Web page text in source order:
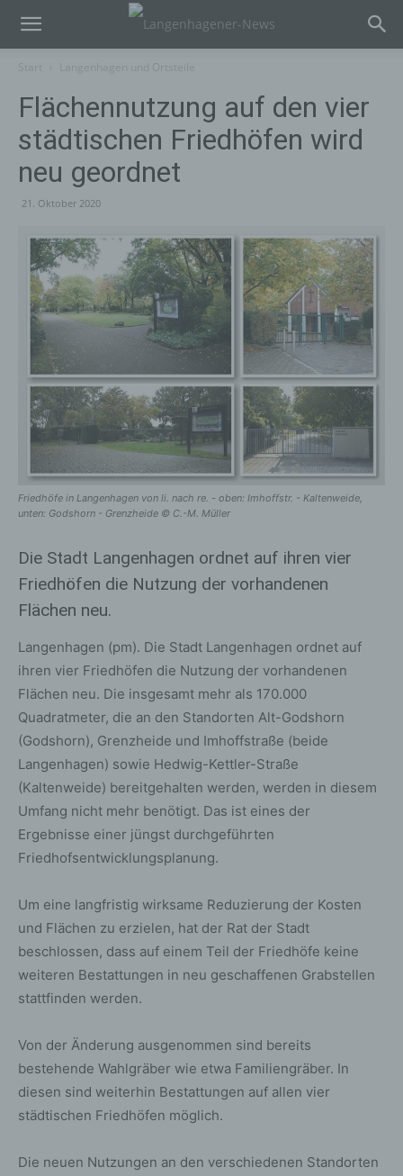
Flächennutzung auf den vier
städtischen Friedhöfen wird
neu geordnet
21. Oktober 2020
Friedhöfe in Langenhagen von li. nach re. - oben: Imhoffstr. - Kaltenweide,
unten: Godshorn - Grenzheide © C.-M. Müller
Die Stadt Langenhagen ordnet auf ihren vier
Friedhöfen die Nutzung der vorhandenen
Flächen neu.
Langenhagen (pm). Die Stadt Langenhagen ordnet auf
ihren vier Friedhöfen die Nutzung der vorhandenen
Flächen neu. Die insgesamt mehr als 170.000
Quadratmeter, die an den Standorten Alt-Godshorn
(Godshorn), Grenzheide und Imhoffstraße (beide
Langenhagen) sowie Hedwig-Kettler-Straße
(Kaltenweide) bereitgehalten werden, werden in diesem
Umfang nicht mehr benötigt. Das ist eines der
Ergebnisse einer jüngst durchgeführten
Friedhofsentwicklungsplanung.
Um eine langfristig wirksame Reduzierung der Kosten
und Flächen zu erzielen, hat der Rat der Stadt
beschlossen, dass auf einem Teil der Friedhöfe keine
weiteren Bestattungen in neu geschaffenen Grabstellen
stattfinden werden.
Von der Änderung ausgenommen sind bereits
bestehende Wahlgräber wie etwa Familiengräber. In
diesen sind weiterhin Bestattungen auf allen vier
städtischen Friedhöfen möglich.
Die neuen Nutzungen an den verschiedenen Standorten